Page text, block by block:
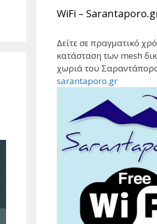
WiFi –
Δείτε σε πραγματικό
κατάσταση των mesh
χωριά του
sarantaporo.gr